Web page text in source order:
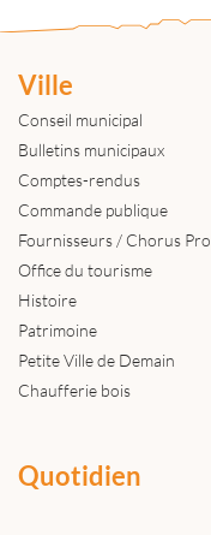
Ville
Conseil municipal
Bulletins municipaux
Comptes-rendus
Commande publique
Fournisseurs / Chorus Pro
Office du tourisme
Histoire
Patrimoine
Petite Ville de Demain
Chaufferie bois
Quotidien